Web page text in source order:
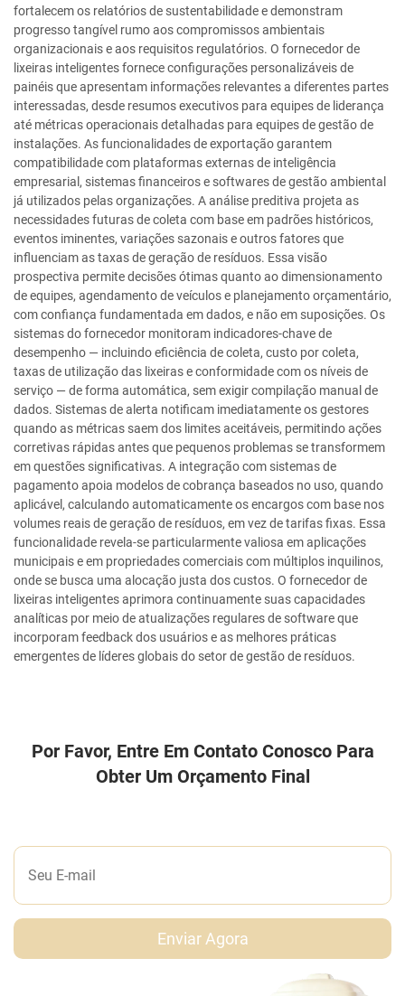
fortalecem os relatórios de sustentabilidade e demonstram
progresso tangível rumo aos compromissos ambientais
organizacionais e aos requisitos regulatórios. O fornecedor de
lixeiras inteligentes fornece configurações personalizáveis de
painéis que apresentam informações relevantes a diferentes partes
interessadas, desde resumos executivos para equipes de liderança
até métricas operacionais detalhadas para equipes de gestão de
instalações. As funcionalidades de exportação garantem
compatibilidade com plataformas externas de inteligência
empresarial, sistemas financeiros e softwares de gestão ambiental
já utilizados pelas organizações. A análise preditiva projeta as
necessidades futuras de coleta com base em padrões históricos,
eventos iminentes, variações sazonais e outros fatores que
influenciam as taxas de geração de resíduos. Essa visão
prospectiva permite decisões ótimas quanto ao dimensionamento
de equipes, agendamento de veículos e planejamento orçamentário,
com confiança fundamentada em dados, e não em suposições. Os
sistemas do fornecedor monitoram indicadores-chave de
desempenho — incluindo eficiência de coleta, custo por coleta,
taxas de utilização das lixeiras e conformidade com os níveis de
serviço — de forma automática, sem exigir compilação manual de
dados. Sistemas de alerta notificam imediatamente os gestores
quando as métricas saem dos limites aceitáveis, permitindo ações
corretivas rápidas antes que pequenos problemas se transformem
em questões significativas. A integração com sistemas de
pagamento apoia modelos de cobrança baseados no uso, quando
aplicável, calculando automaticamente os encargos com base nos
volumes reais de geração de resíduos, em vez de tarifas fixas. Essa
funcionalidade revela-se particularmente valiosa em aplicações
municipais e em propriedades comerciais com múltiplos inquilinos,
onde se busca uma alocação justa dos custos. O fornecedor de
lixeiras inteligentes aprimora continuamente suas capacidades
analíticas por meio de atualizações regulares de software que
incorporam feedback dos usuários e as melhores práticas
emergentes de líderes globais do setor de gestão de resíduos.
Por Favor, Entre Em Contato Conosco Para
Obter Um Orçamento Final
Enviar Agora